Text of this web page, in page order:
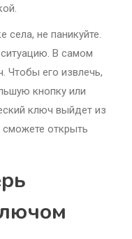
села, не паникуйте.
В самом
Чтобы его извлечь,
кнопку или
ключ выйдет из
сможете открыть